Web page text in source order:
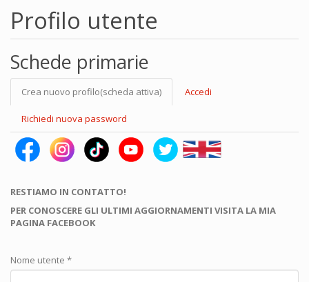
Profilo utente
Schede primarie
Crea nuovo profilo(scheda attiva) Accedi
Richiedi nuova password
RESTIAMO IN CONTATTO!
PER CONOSCERE GLI ULTIMI AGGIORNAMENTI VISITA LA MIA
PAGINA FACEBOOK
Nome utente *